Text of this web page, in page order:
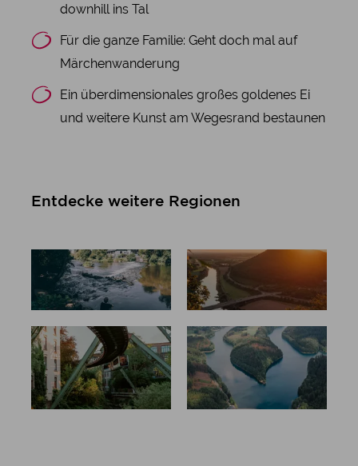
downhill ins Tal
Für die ganze Familie: Geht doch mal auf
Märchenwanderung
Ein überdimensionales großes goldenes Ei
und weitere Kunst am Wegesrand bestaunen
Entdecke weitere Regionen
Regionen in
NRW
Teutoburge
r Wald
Die
Bergischen
Drei
Bergisches
Land